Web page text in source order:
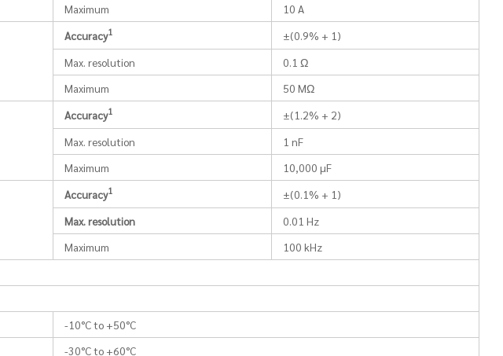
Maximum
10 A
Accuracy1
±(0.9% + 1)
Max. resolution
0.1 Ω
Maximum
50 MΩ
Accuracy1
±(1.2% + 2)
Max. resolution
1 nF
Maximum
10,000 µF
Accuracy1
±(0.1% + 1)
Max. resolution
0.01 Hz
Maximum
100 kHz
-10°C to +50°C
-30°C to +60°C